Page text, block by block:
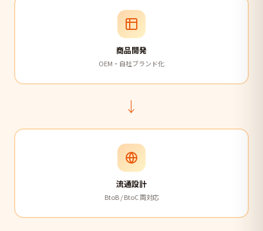
商品開発
OEM・自社ブランド化
→
流通設計
BtoB / BtoC 両対応